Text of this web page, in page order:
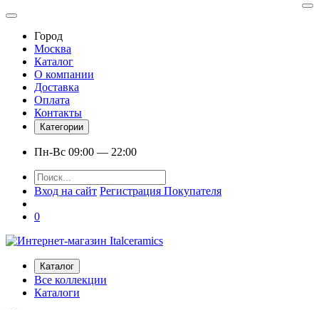
Город
Москва
Каталог
О компании
Доставка
Оплата
Контакты
Категории
Пн-Вс 09:00 — 22:00
Вход на сайт Регистрация Покупателя
0
Каталог
Все коллекции
Каталоги